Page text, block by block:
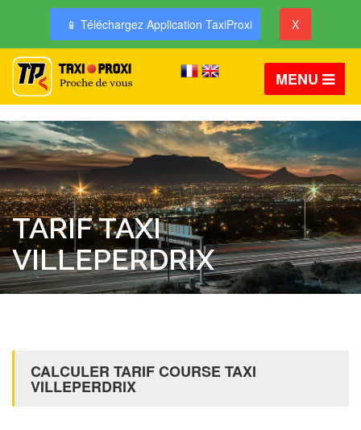
📱 Téléchargez Application TaxiProxi X
MENU
TARIF TAXI
VILLEPERDRIX
CALCULER TARIF COURSE TAXI
VILLEPERDRIX